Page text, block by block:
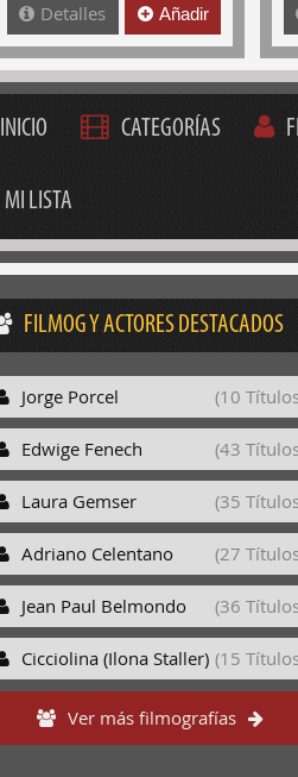
Detalles Añadir
INICIO CATEGORÍAS
MI LISTA
FILMOG Y ACTORES DESTACADOS
Jorge Porcel (10
Edwige Fenech (43
Laura Gemser (35
Adriano Celentano (27
Jean Paul Belmondo (36
Cicciolina (Ilona Staller) (15
Ver más filmografías